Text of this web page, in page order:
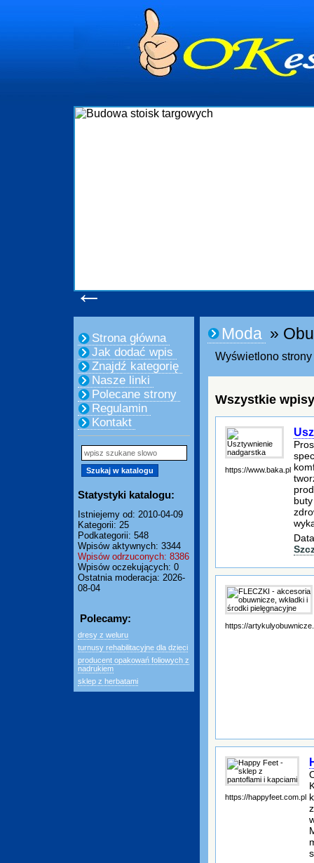
←
Strona główna
Jak dodać wpis
Znajdź kategorię
Nasze linki
Polecane strony
Regulamin
Kontakt
Statystyki katalogu:
Istniejemy od: 2010-04-09
Kategorii: 25
Podkategorii: 548
Wpisów aktywnych: 3344
Wpisów odrzuconych: 8386
Wpisów oczekujących: 0
Ostatnia moderacja: 2026-
08-04
Polecamy:
dresy z weluru
turnusy rehabilitacyjne dla dzieci
producent opakowań foliowych z
nadrukiem
sklep z herbatami
Moda »
Wyświetlono
Wszystkie
https://www.baka.pl
https://
https://happyfeet.com.pl